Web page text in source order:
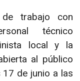
trabajo con
técnico
local y la
al público
de junio a las